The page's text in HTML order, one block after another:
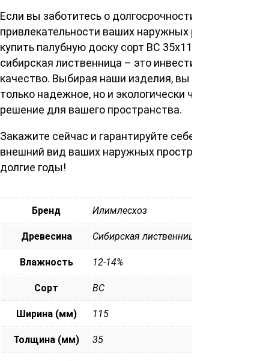
Если вы заботитесь о долгосрочности и визуальном
привлекательности ваших наружных работ, то
купить палубную доску сорт ВС 35х115х3000мм,
сибирская лиственница – это инвестиция в
качество. Выбирая наши изделия, вы получаете не
только надежное, но и экологически чистое
решение для вашего пространства.
Закажите сейчас и гарантируйте себе идеальный
внешний вид ваших наружных пространств на
долгие годы!
Бренд Илимлесхоз
Древесина Сибирская лиственница
Влажность 12-14%
Сорт ВС
Ширина (мм) 115
Толщина (мм) 35